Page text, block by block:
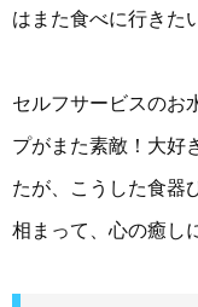
はまた食べに行きた
セルフサービスのお
プがまた素敵！大好
たが、こうした食器
相まって、心の癒し